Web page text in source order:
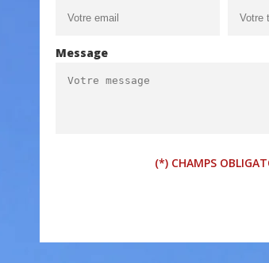
Message
(*) CHAMPS